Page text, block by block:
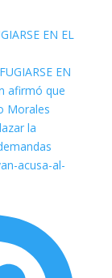
EN EL